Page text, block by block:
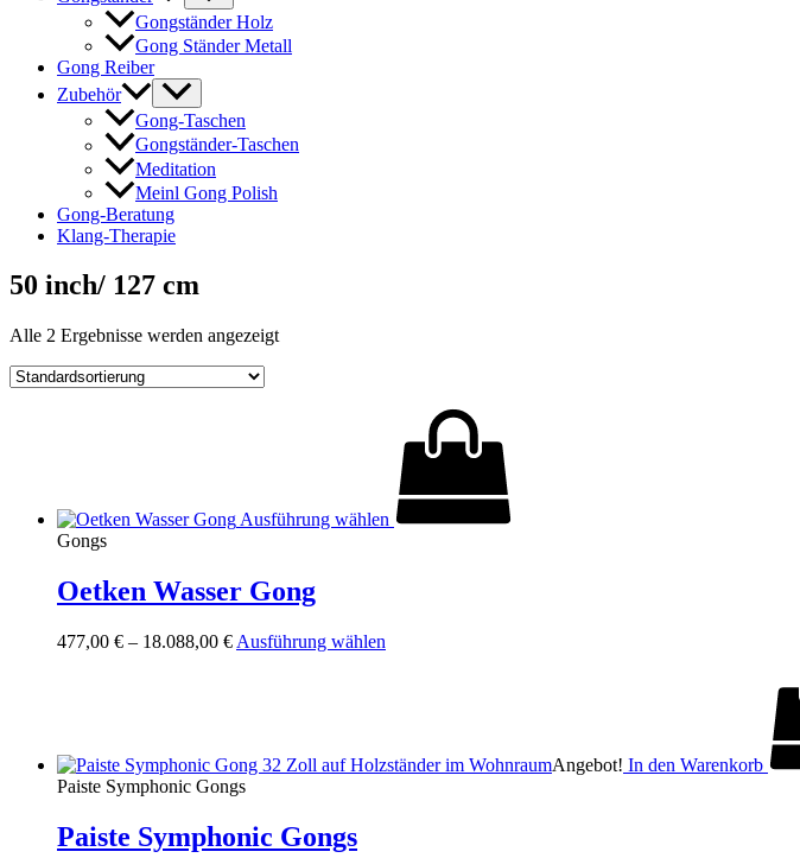
Gongständer Holz
Gong Ständer Metall
Gong Reiber
Zubehör
Gong-Taschen
Gongständer-Taschen
Meditation
Meinl Gong Polish
Gong-Beratung
Klang-Therapie
50 inch/ 127 cm
Alle 2 Ergebnisse werden angezeigt
Ausführung wählen
Gongs
Oetken Wasser Gong
477,00 € – 18.088,00 € Ausführung wählen
Die
Angebot! In den Warenkorb
Paiste Symphonic Gongs
Paiste Symphonic Gongs